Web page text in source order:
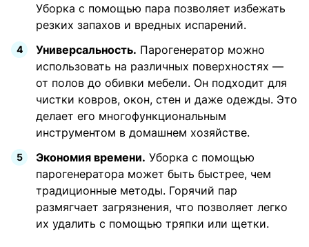
Уборка с помощью пара позволяет избежать
резких запахов и вредных испарений.
Универсальность. Парогенератор можно
использовать на различных поверхностях —
от полов до обивки мебели. Он подходит для
чистки ковров, окон, стен и даже одежды. Это
делает его многофункциональным
инструментом в домашнем хозяйстве.
Экономия времени. Уборка с помощью
парогенератора может быть быстрее, чем
традиционные методы. Горячий пар
размягчает загрязнения, что позволяет легко
их удалить с помощью тряпки или щетки.